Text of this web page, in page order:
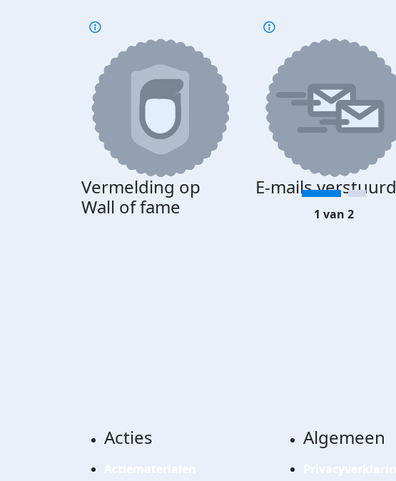
Vermelding op
Wall of fame
E-mails verstuurd
1 van 2
Acties Algemeen